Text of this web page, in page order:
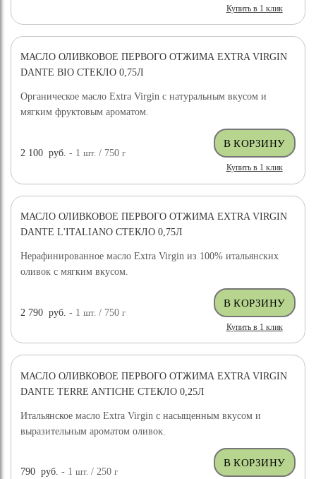
Купить в 1 клик
НОВИНКА
МАСЛО ОЛИВКОВОЕ ПЕРВОГО ОТЖИМА EXTRA VIRGIN
DANTE BIO СТЕКЛО 0,75Л
Органическое масло Extra Virgin с натуральным вкусом и
мягким фруктовым ароматом.
2 100 руб. - 1шт. / 750г
Купить в 1 клик
НОВИНКА
МАСЛО ОЛИВКОВОЕ ПЕРВОГО ОТЖИМА EXTRA VIRGIN
DANTE L'ITALIANO СТЕКЛО 0,75Л
Нерафинированное масло Extra Virgin из 100% итальянских
оливок с мягким вкусом.
2 790 руб. - 1шт. / 750г
Купить в 1 клик
НОВИНКА
МАСЛО ОЛИВКОВОЕ ПЕРВОГО ОТЖИМА EXTRA VIRGIN
DANTE TERRE ANTICHE СТЕКЛО 0,25Л
Итальянское масло Extra Virgin с насыщенным вкусом и
выразительным ароматом оливок.
790 руб. - 1шт. / 250г